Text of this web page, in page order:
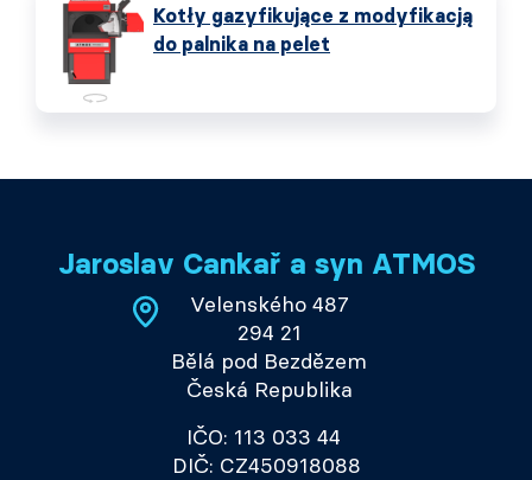
Kotły gazyfikujące z modyfikacją
do palnika na pelet
Jaroslav Cankař a syn ATMOS
Velenského 487
294 21
Bělá pod Bezdězem
Česká Republika
IČO: 113 033 44
DIČ: CZ450918088